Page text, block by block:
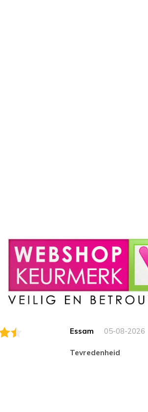
Essam 05-08-2026
tevredenheid